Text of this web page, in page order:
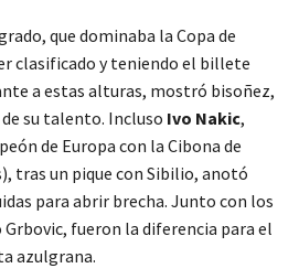
que dominaba la Copa de
clasificado y teniendo el billete
a estas alturas, mostró bisoñez,
su talento. Incluso Ivo Nakic,
de Europa con la Cibona de
tras un pique con Sibilio, anotó
para abrir brecha. Junto con los
fueron la diferencia para el
azulgrana.